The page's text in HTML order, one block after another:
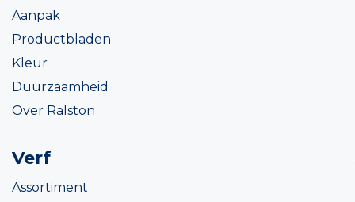
Aanpak
Productbladen
Kleur
Duurzaamheid
Over Ralston
Verf
Assortiment